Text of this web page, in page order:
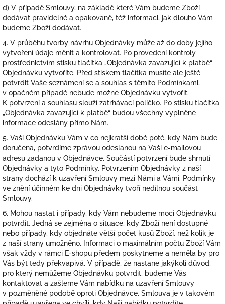
d) V případě Smlouvy, na základě které Vám budeme Zboží
dodávat pravidelně a opakovaně, též informaci, jak dlouho Vám
budeme Zboží dodávat.
4. V průběhu tvorby návrhu Objednávky může až do doby jejího
vytvoření údaje měnit a kontrolovat. Po provedení kontroly
prostřednictvím stisku tlačítka „Objednávka zavazující k platbě“
Objednávku vytvoříte. Před stiskem tlačítka musíte ale ještě
potvrdit Vaše seznámení se a souhlas s těmito Podmínkami,
v opačném případě nebude možné Objednávku vytvořit.
K potvrzení a souhlasu slouží zatrhávací políčko. Po stisku tlačítka
„Objednávka zavazující k platbě“ budou všechny vyplněné
informace odeslány přímo Nám.
5. Vaši Objednávku Vám v co nejkratší době poté, kdy Nám bude
doručena, potvrdíme zprávou odeslanou na Vaši e-mailovou
adresu zadanou v Objednávce. Součástí potvrzení bude shrnutí
Objednávky a tyto Podmínky. Potvrzením Objednávky z naší
strany dochází k uzavření Smlouvy mezi Námi a Vámi. Podmínky
ve znění účinném ke dni Objednávky tvoří nedílnou součást
Smlouvy.
6. Mohou nastat i případy, kdy Vám nebudeme moci Objednávku
potvrdit. Jedná se zejména o situace, kdy Zboží není dostupné
nebo případy, kdy objednáte větší počet kusů Zboží, než kolik je
z naší strany umožněno. Informaci o maximálním počtu Zboží Vám
však vždy v rámci E-shopu předem poskytneme a neměla by pro
Vás být tedy překvapivá. V případě, že nastane jakýkoli důvod,
pro který nemůžeme Objednávku potvrdit, budeme Vás
kontaktovat a zašleme Vám nabídku na uzavření Smlouvy
v pozměněné podobě oproti Objednávce. Smlouva je v takovém